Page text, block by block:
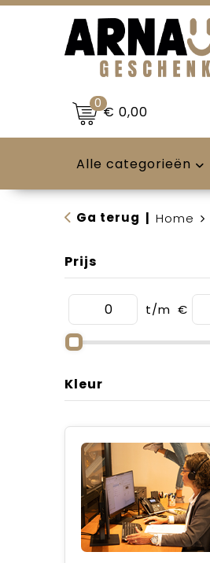
0€ 0,00
Alle categorieën
Ga terug Home
Prijs
t/m €
Kleur